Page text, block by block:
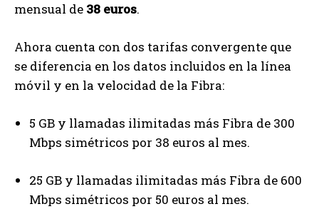
mensual de 38 euros.
Ahora cuenta con dos tarifas convergente que
se diferencia en los datos incluidos en la línea
móvil y en la velocidad de la Fibra:
5 GB y llamadas ilimitadas más Fibra de 300
Mbps simétricos por 38 euros al mes.
25 GB y llamadas ilimitadas más Fibra de 600
Mbps simétricos por 50 euros al mes.